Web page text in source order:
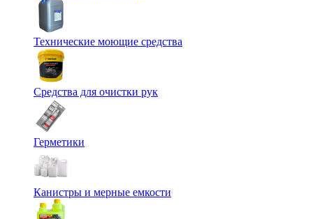
Технические моющие средства
Средства для очистки рук
Герметики
Канистры и мерные емкости